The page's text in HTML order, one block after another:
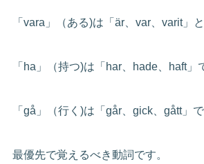
「vara」（ある)は「är、var、varit」
「ha」（持つ)は「har、hade、haft」
「gå」（行く)は「går、gick、gått」で
最優先で覚えるべき動詞です。